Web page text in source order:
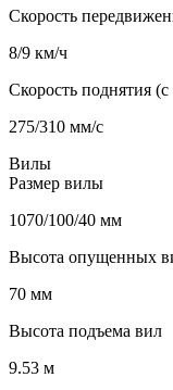
Скорость
8/9 км/ч
Скорость поднятия (с
275/310 мм/с
Вилы
Размер вилы
1070/100/40 мм
Высота опущенных
70 мм
Высота подъема вил
9.53 м